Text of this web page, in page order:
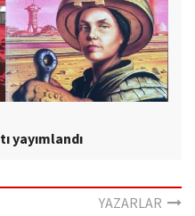
yayımlandı
YAZARLAR